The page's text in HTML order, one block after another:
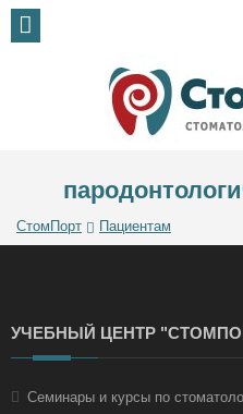
СтомПорт Пациентам
УЧЕБНЫЙ ЦЕНТР
Семинары и курсы по